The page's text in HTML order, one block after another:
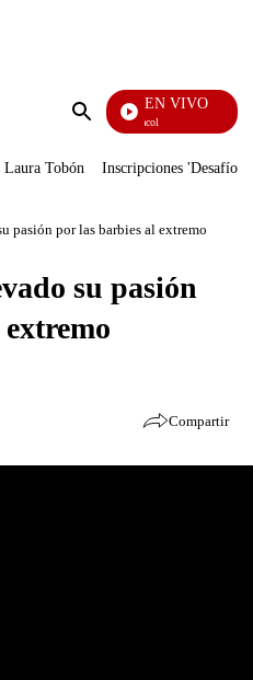
Enviar
EN VIVO
Noticias Caracol
Laura Tobón Inscripciones 'Desafío'
pasión por las barbies al extremo
su pasión
Compartir